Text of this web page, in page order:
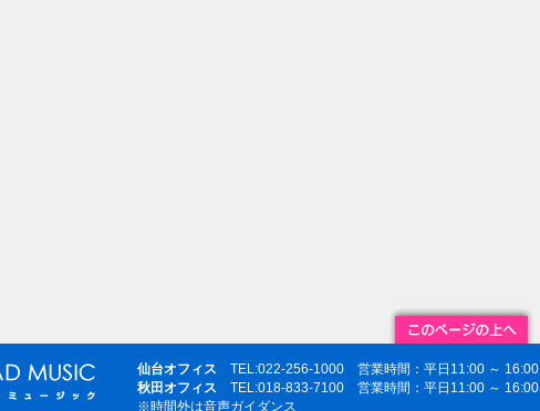
仙台オフィス TEL:022-256-1000 営業時間：平日11:00 ～ 16:00
秋田オフィス TEL:018-833-7100 営業時間：平日11:00 ～ 16:00
※時間外は音声ガイダンス